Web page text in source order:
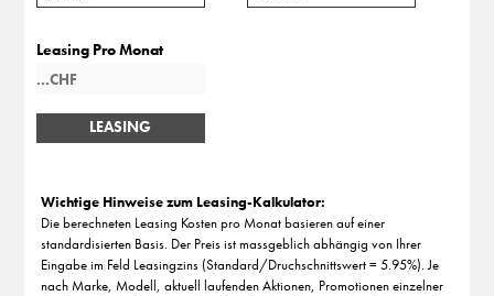
Leasing Pro Monat
LEASING
BERECHNEN
Wichtige Hinweise zum Leasing-Kalkulator:
Die berechneten Leasing Kosten pro Monat basieren auf einer
standardisierten Basis. Der Preis ist massgeblich abhängig von Ihrer
Eingabe im Feld Leasingzins (Standard/Druchschnittswert = 5.95%). Je
nach Marke, Modell, aktuell laufenden Aktionen, Promotionen einzelner